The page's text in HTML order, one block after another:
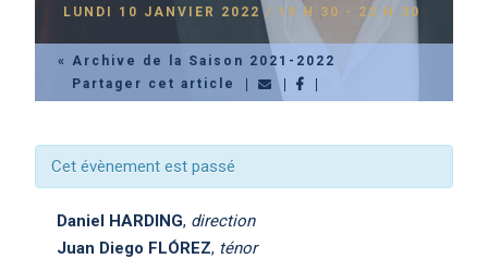
LUNDI 10 JANVIER 2022 / 19 H 30 - 22 H 30
« Archive de la Saison 2021-2022
Partager cet article
Cet évènement est passé
Daniel HARDING, direction
Juan Diego FLÓREZ, ténor